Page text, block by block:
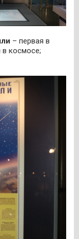
– первая в
в космосе;